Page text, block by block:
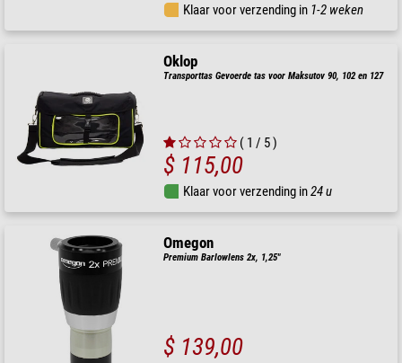
Klaar voor verzending in 1-2 weken
Oklop
Transporttas Gevoerde tas voor Maksutov 90, 102 en 127
( 1 / 5 )
$ 115,00
Klaar voor verzending in24 u
Omegon
Premium Barlowlens 2x, 1,25"
$ 139,00